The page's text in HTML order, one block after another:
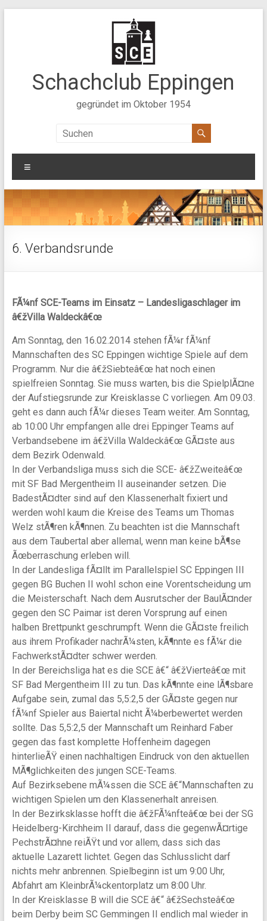
Schachclub Eppingen
gegründet im Oktober 1954
6. Verbandsrunde
FÃ¼nf SCE-Teams im Einsatz – Landesligaschlager im
â€žVilla Waldeckâ€œ
Am Sonntag, den 16.02.2014 stehen fÃ¼r fÃ¼nf
Mannschaften des SC Eppingen wichtige Spiele auf dem
Programm. Nur die â€žSiebteâ€œ hat noch einen
spielfreien Sonntag. Sie muss warten, bis die SpielplÃ¤ne
der Aufstiegsrunde zur Kreisklasse C vorliegen. Am 09.03.
geht es dann auch fÃ¼r dieses Team weiter. Am Sonntag,
ab 10:00 Uhr empfangen alle drei Eppinger Teams auf
Verbandsebene im â€žVilla Waldeckâ€œ GÃ¤ste aus
dem Bezirk Odenwald.
In der Verbandsliga muss sich die SCE- â€žZweiteâ€œ
mit SF Bad Mergentheim II auseinander setzen. Die
BadestÃ¤dter sind auf den Klassenerhalt fixiert und
werden wohl kaum die Kreise des Teams um Thomas
Welz stÃ¶ren kÃ¶nnen. Zu beachten ist die Mannschaft
aus dem Taubertal aber allemal, wenn man keine bÃ¶se
Ãœberraschung erleben will.
In der Landesliga fÃ¤llt im Parallelspiel SC Eppingen III
gegen BG Buchen II wohl schon eine Vorentscheidung um
die Meisterschaft. Nach dem Ausrutscher der BaulÃ¤nder
gegen den SC Paimar ist deren Vorsprung auf einen
halben Brettpunkt geschrumpft. Wenn die GÃ¤ste freilich
aus ihrem Profikader nachrÃ¼sten, kÃ¶nnte es fÃ¼r die
FachwerkstÃ¤dter schwer werden.
In der Bereichsliga hat es die SCE â€“ â€žVierteâ€œ mit
SF Bad Mergentheim III zu tun. Das kÃ¶nnte eine lÃ¶sbare
Aufgabe sein, zumal das 5,5:2,5 der GÃ¤ste gegen nur
fÃ¼nf Spieler aus Baiertal nicht Ã¼berbewertet werden
sollte. Das 5,5:2,5 der Mannschaft um Reinhard Faber
gegen das fast komplette Hoffenheim dagegen
hinterlieÃŸ einen nachhaltigen Eindruck von den aktuellen
MÃ¶glichkeiten des jungen SCE-Teams.
Auf Bezirksebene mÃ¼ssen die SCE â€“Mannschaften zu
wichtigen Spielen um den Klassenerhalt anreisen.
In der Bezirksklasse hofft die â€žFÃ¼nfteâ€œ bei der SG
Heidelberg-Kirchheim II darauf, dass die gegenwÃ¤rtige
PechstrÃ¤hne reiÃŸt und vor allem, dass sich das
aktuelle Lazarett lichtet. Gegen das Schlusslicht darf
nichts mehr anbrennen. Spielbeginn ist um 9:00 Uhr,
Abfahrt am KleinbrÃ¼ckentorplatz um 8:00 Uhr.
In der Kreisklasse B will die SCE â€“ â€žSechsteâ€œ
beim Derby beim SC Gemmingen II endlich mal wieder in